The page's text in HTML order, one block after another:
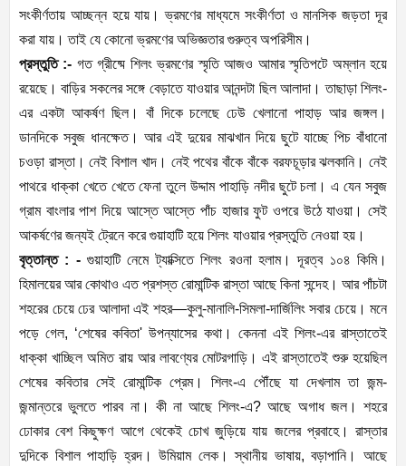
সংকীর্ণতায় আচ্ছন্ন হয়ে যায়। ভ্রমণের মাধ্যমে সংকীর্ণতা ও মানসিক জড়তা দূর
করা যায়। তাই যে কোনো ভ্রমণের অভিজ্ঞতার গুরুত্ব অপরিসীম।
প্রস্তুতি :- গত গ্রীষ্মে শিলং ভ্রমণের স্মৃতি আজও আমার স্মৃতিপটে অম্লান হয়ে
রয়েছে। বাড়ির সকলের সঙ্গে বেড়াতে যাওয়ার আনন্দটা ছিল আলাদা। তাছাড়া শিলং-
এর একটা আকর্ষণ ছিল। বাঁ দিকে চলেছে ঢেউ খেলানো পাহাড় আর জঙ্গল।
ডানদিকে সবুজ ধানক্ষেত। আর এই দুয়ের মাঝখান দিয়ে ছুটে যাচ্ছে পিচ বাঁধানো
চওড়া রাস্তা। নেই বিশাল খাদ। নেই পথের বাঁকে বাঁকে বরফচূড়ার ঝলকানি। নেই
পাথরে ধাক্কা খেতে খেতে ফেনা তুলে উদ্দাম পাহাড়ি নদীর ছুটে চলা। এ যেন সবুজ
গ্রাম বাংলার পাশ দিয়ে আস্তে আস্তে পাঁচ হাজার ফুট ওপরে উঠে যাওয়া। সেই
আকর্ষণের জন্যই ট্রেনে করে গুয়াহাটি হয়ে শিলং যাওয়ার প্রস্তুতি নেওয়া হয়।
বৃত্তান্ত : -গুয়াহাটি নেমে ট্যাক্সিতে শিলং রওনা হলাম। দূরত্ব ১০৪ কিমি।
হিমালয়ের আর কোথাও এত প্রশস্ত রোমান্টিক রাস্তা আছে কিনা সন্দেহ। আর পাঁচটা
শহরের চেয়ে ঢের আলাদা এই শহর—কুলু-মানালি-সিমলা-দার্জিলিং সবার চেয়ে। মনে
পড়ে গেল, ‘শেষের কবিতা' উপন্যাসের কথা। কেননা এই শিলং-এর রাস্তাতেই
ধাক্কা খাচ্ছিল অমিত রায় আর লাবণ্যের মোটরগাড়ি। এই রাস্তাতেই শুরু হয়েছিল
শেষের কবিতার সেই রোমান্টিক প্রেম। শিলং-এ পৌঁছে যা দেখলাম তা জন্ম-
জন্মান্তরে ভুলতে পারব না। কী না আছে শিলং-এ? আছে অগাধ জল। শহরে
ঢোকার বেশ কিছুক্ষণ আগে থেকেই চোখ জুড়িয়ে যায় জলের প্রবাহে। রাস্তার
দুদিকে বিশাল পাহাড়ি হ্রদ। উমিয়াম লেক। স্থানীয় ভাষায়, বড়াপানি। আছে